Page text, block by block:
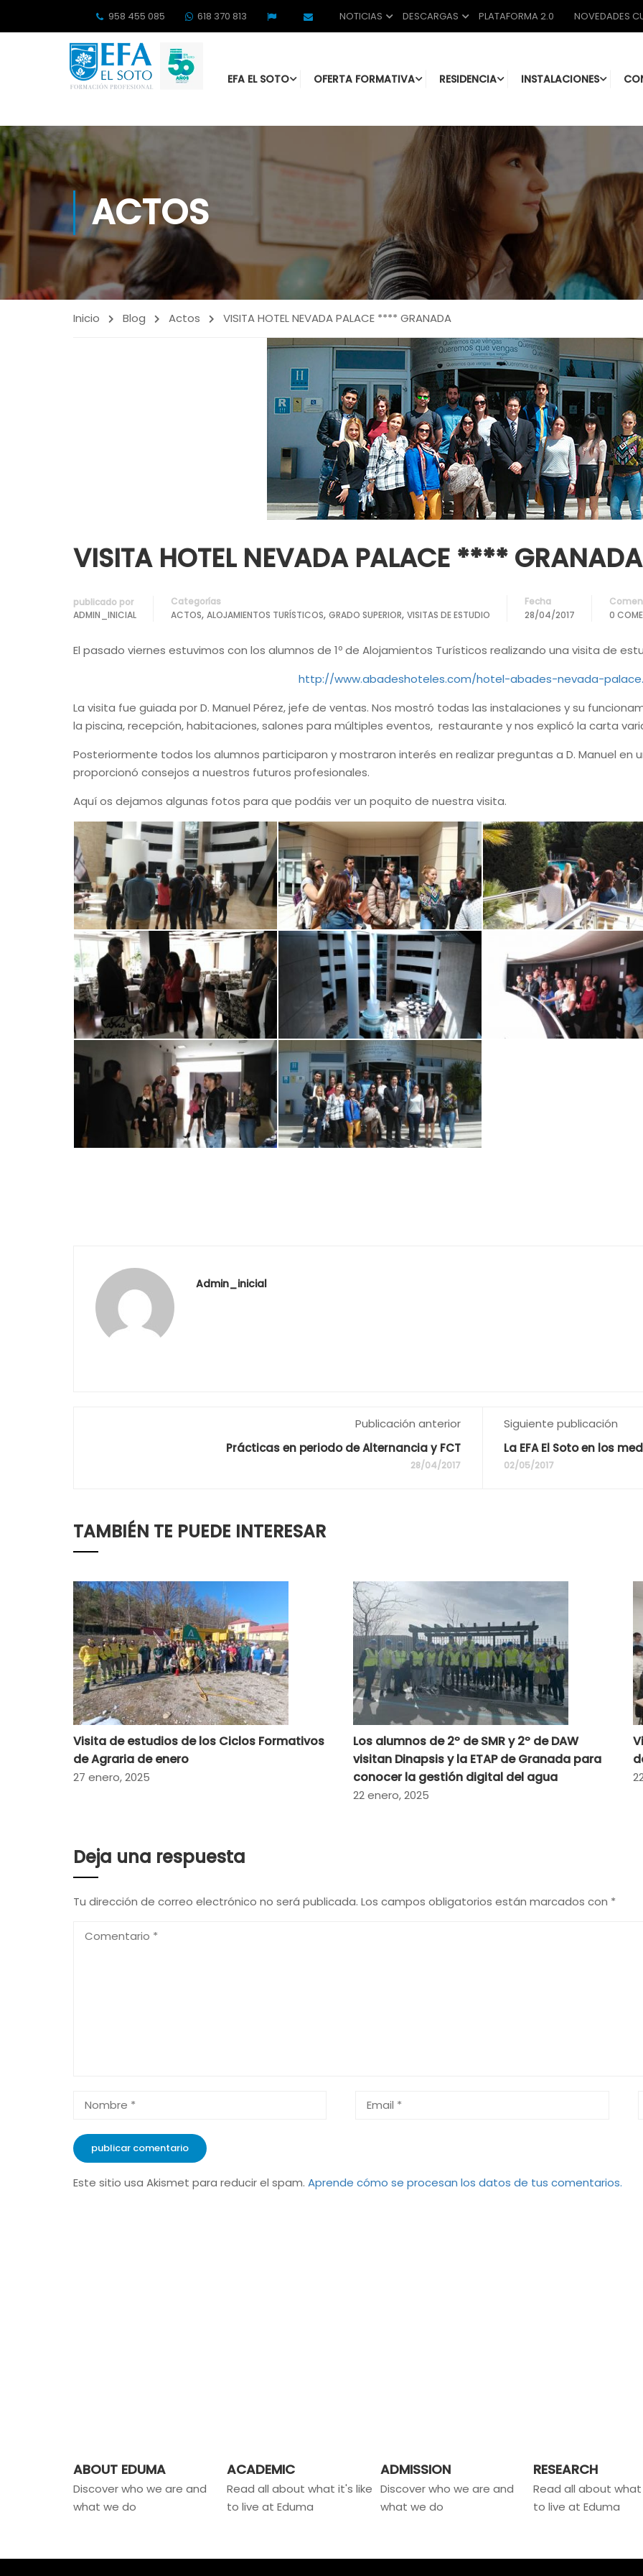
958 455 085 618 370 813 NOTICIAS DESCARGAS PLATAFORMA 2.0 NOVEDADES
EFA EL SOTO OFERTA FORMATIVA RESIDENCIA INSTALACIONES
ACTOS
Inicio Blog Actos VISITA HOTEL NEVADA PALACE **** GRANADA
VISITA HOTEL NEVADA PALACE **** GRANADA
publicado por
ADMIN_INICIAL
Categorías
ACTOS, ALOJAMIENTOS TURÍSTICOS, GRADO SUPERIOR, VISITAS DE ESTUDIO
Fecha
28/04/2017
0
El pasado viernes estuvimos con los alumnos de 1º de Alojamientos Turísticos realizando una visita de
http://www.abadeshoteles.com/hotel-abades-nevada-
La visita fue guiada por D. Manuel Pérez, jefe de ventas. Nos mostró todas las instalaciones y su
la piscina, recepción, habitaciones, salones para múltiples eventos, restaurante y nos explicó la carta
Posteriormente todos los alumnos participaron y mostraron interés en realizar preguntas a D. Manuel en
proporcionó consejos a nuestros futuros profesionales.
Aquí os dejamos algunas fotos para que podáis ver un poquito de nuestra visita.
Admin_inicial
Publicación anterior
Prácticas en periodo de Alternancia y FCT
28/04/2017
Siguiente publicación
La EFA El Soto en los
02/05/2017
TAMBIÉN TE PUEDE INTERESAR
Visita de estudios de los Ciclos Formativos
de Agraria de enero
27 enero, 2025
Los alumnos de 2º de SMR y 2º de DAW
visitan Dinapsis y la ETAP de Granada para
conocer la gestión digital del agua
22 enero, 2025
Deja una respuesta
Tu dirección de correo electrónico no será publicada. Los campos obligatorios están marcados con *
Este sitio usa Akismet para reducir el spam. Aprende cómo se procesan los datos de tus comentarios.
ABOUT EDUMA
Discover who we are and
what we do
ACADEMIC
Read all about what it's like
to live at Eduma
ADMISSION
Discover who we are and
what we do
RESEARCH
Read all about
to live at Eduma